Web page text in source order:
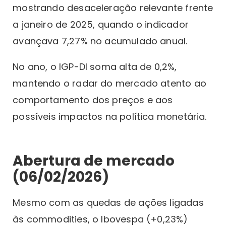
mostrando desaceleração relevante frente
a janeiro de 2025, quando o indicador
avançava 7,27% no acumulado anual.
No ano, o IGP-DI soma alta de 0,2%,
mantendo o radar do mercado atento ao
comportamento dos preços e aos
possíveis impactos na política monetária.
Abertura de mercado
(06/02/2026)
Mesmo com as quedas de ações ligadas
às commodities, o Ibovespa (+0,23%)